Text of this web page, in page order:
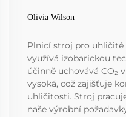
Olivia Wilson
Plnicí stroj pro uhličité
využívá izobarickou
účinně uchovává CO₂
vysoká, což zajišťuje
uhličitosti. Stroj
naše výrobní